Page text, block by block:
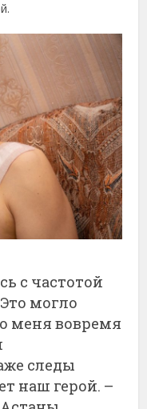
с частотой
могло
меня вовремя
следы
наш герой. –